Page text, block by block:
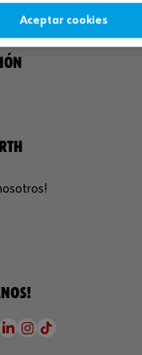
Aceptar cookies